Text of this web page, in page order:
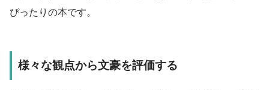
ぴったりの本です。
様々な観点から文豪を評価する